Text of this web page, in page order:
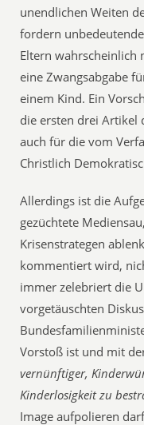
unendlichen Weiten
fordern
Eltern wahrscheinlich
eine Zwangsabgabe
einem Kind. Ein
die ersten drei Artikel
auch für die vom
Christlich
Allerdings ist die
gezüchtete
Krisenstrategen
kommentiert wird,
immer zelebriert die
vorgetäuschten
Vorstoß ist und mit
vernünftiger,
Kinderlosigkeit zu
Image aufpolieren